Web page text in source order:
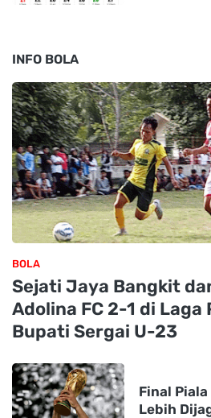
INFO BOLA
BOLA
Sejati Jaya Bangkit
Adolina FC 2-1 di Laga
Bupati Sergai U-23
Final
Lebih